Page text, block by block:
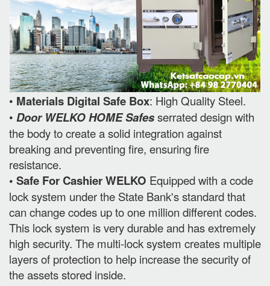
• Materials Digital Safe Box: High Quality Steel.
• Door WELKO HOME Safesserrated design with
the body to create a solid integration against
breaking and preventing fire, ensuring fire
resistance.
• Safe For Cashier WELKO Equipped with a code
lock system under the State Bank's standard that
can change codes up to one million different codes.
This lock system is very durable and has extremely
high security. The multi-lock system creates multiple
layers of protection to help increase the security of
the assets stored inside.